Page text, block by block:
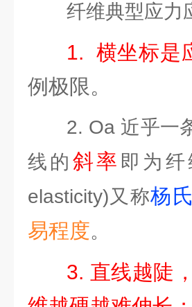
纤维典型应力
1. 横坐标是
例极限。
2. Oa 近乎一
线的 斜率 即为纤
elasticity)又称杨
易程度。
3. 直线越陡